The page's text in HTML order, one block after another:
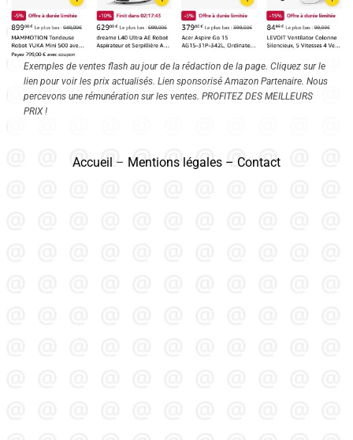
Exemples de ventes flash au jour de la rédaction de la page. Cliquez sur le
lien pour voir les prix actualisés. Lien sponsorisé Amazon Partenaire. Nous
percevons une rémunération sur les ventes. PROFITEZ DES MEILLEURS
PRIX !
Accueil – Mentions légales – Contact